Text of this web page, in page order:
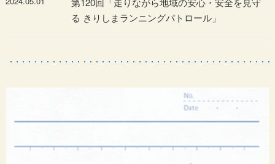
る きりしまランニングパトロール」